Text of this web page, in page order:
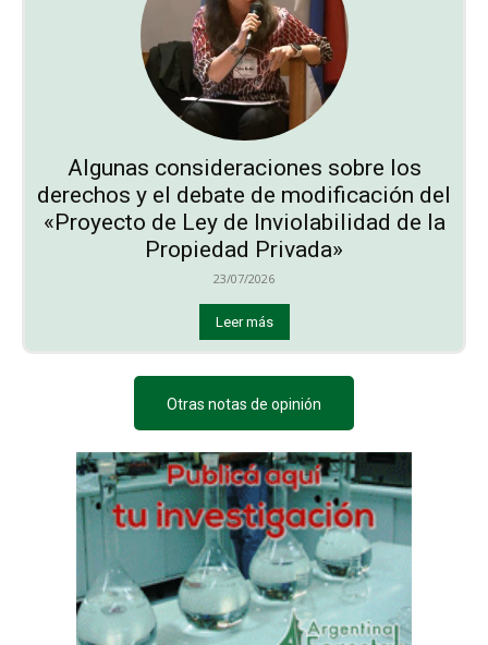
Algunas consideraciones sobre los
derechos y el debate de modificación del
«Proyecto de Ley de Inviolabilidad de la
Propiedad Privada»
23/07/2026
Leer más
Otras notas de opinión